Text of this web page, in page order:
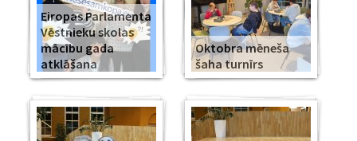
Eiropas Parlamenta
Vēstnieku skolas
mācību gada
atklāšana
Oktobra mēneša
šaha turnīrs